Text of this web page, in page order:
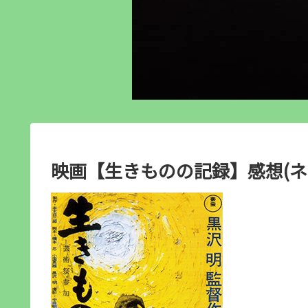
映画【生きものの記録】感想(